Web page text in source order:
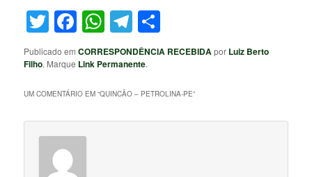
Twitter
Facebook
WhatsApp
Telegram
Publicado emCORRESPONDÊNCIA RECEBIDApor Luiz Berto
Filho. Marque Link Permanente.
UM COMENTÁRIO EM “QUINCÃO – PETROLINA-PE”